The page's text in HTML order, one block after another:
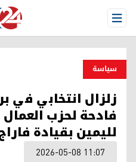
Open Menu
سیاسة
زلزال انتخابي في
فادحة لحزب
لليمين بقيادة
2026-05-08 11:07